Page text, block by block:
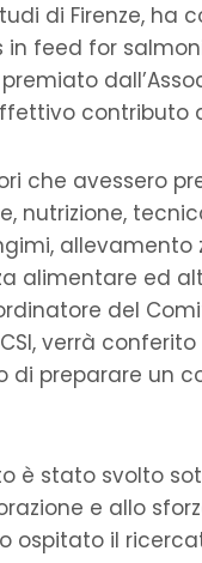
di Firenze,
in feed for
che avessero
nutrizione,
alimentare ed
del
verrà
di preparare un
è stato svolto
e allo
ospitato il